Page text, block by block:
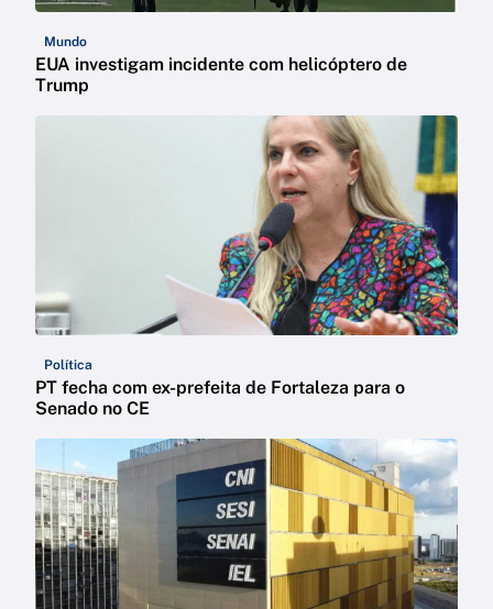
Mundo
EUA investigam incidente com helicóptero de
Trump
Política
PT fecha com ex-prefeita de Fortaleza para o
Senado no CE